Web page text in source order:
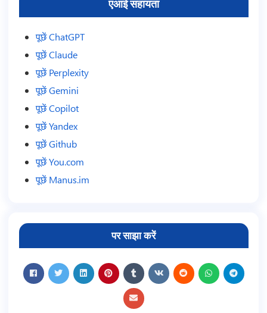
एआई सहायता
पूछें ChatGPT
पूछें Claude
पूछें Perplexity
पूछें Gemini
पूछें Copilot
पूछें Yandex
पूछें Github
पूछें You.com
पूछें Manus.im
पर साझा करें